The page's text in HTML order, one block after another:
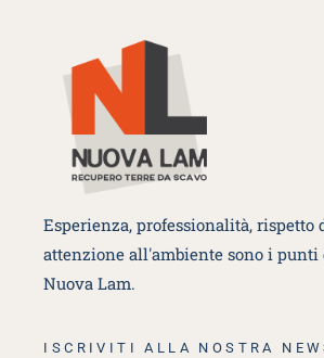
Esperienza, professionalità, rispetto
attenzione all'ambiente sono i punti
Nuova Lam.
ISCRIVITI ALLA NOSTRA